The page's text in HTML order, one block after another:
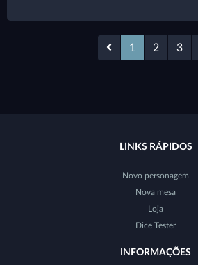
1 2 3
LINKS RÁPIDOS
Novo personagem
Nova mesa
Loja
Dice Tester
INFORMAÇÕES